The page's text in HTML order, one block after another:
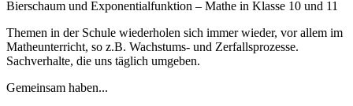
Bierschaum und Exponentialfunktion – Mathe in Klasse 10 und 11
Themen in der Schule wiederholen sich immer wieder, vor allem im
Matheunterricht, so z.B. Wachstums- und Zerfallsprozesse.
Sachverhalte, die uns täglich umgeben.
Gemeinsam haben...